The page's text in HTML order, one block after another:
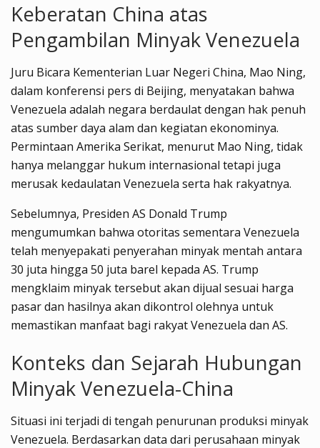
Keberatan China atas
Pengambilan Minyak Venezuela
Juru Bicara Kementerian Luar Negeri China, Mao Ning,
dalam konferensi pers di Beijing, menyatakan bahwa
Venezuela adalah negara berdaulat dengan hak penuh
atas sumber daya alam dan kegiatan ekonominya.
Permintaan Amerika Serikat, menurut Mao Ning, tidak
hanya melanggar hukum internasional tetapi juga
merusak kedaulatan Venezuela serta hak rakyatnya.
Sebelumnya, Presiden AS Donald Trump
mengumumkan bahwa otoritas sementara Venezuela
telah menyepakati penyerahan minyak mentah antara
30 juta hingga 50 juta barel kepada AS. Trump
mengklaim minyak tersebut akan dijual sesuai harga
pasar dan hasilnya akan dikontrol olehnya untuk
memastikan manfaat bagi rakyat Venezuela dan AS.
Konteks dan Sejarah Hubungan
Minyak Venezuela-China
Situasi ini terjadi di tengah penurunan produksi minyak
Venezuela. Berdasarkan data dari perusahaan minyak